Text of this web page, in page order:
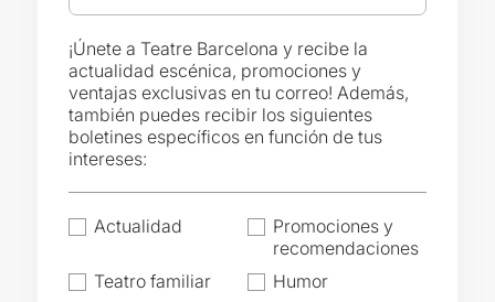
¡Únete a Teatre Barcelona y recibe la
actualidad escénica, promociones y
ventajas exclusivas en tu correo! Además,
también puedes recibir los siguientes
boletines específicos en función de tus
intereses:
Actualidad
Promociones y
recomendaciones
Teatro familiar
Humor